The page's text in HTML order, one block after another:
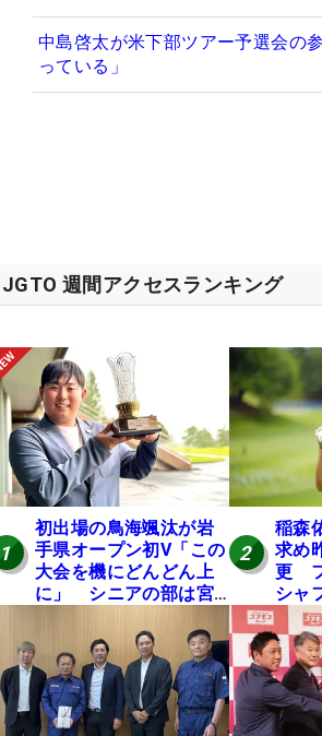
中島啓太が米下部ツアー予選会の
っている」
JGTO 週間アクセスランキング
1
初出場の鳥海颯汰が岩
手県オープン初V「この
大会を機にどんどん上
に」 シニアの部は宮
2
稲森
求め
更
シャ
好
ける
ヒト